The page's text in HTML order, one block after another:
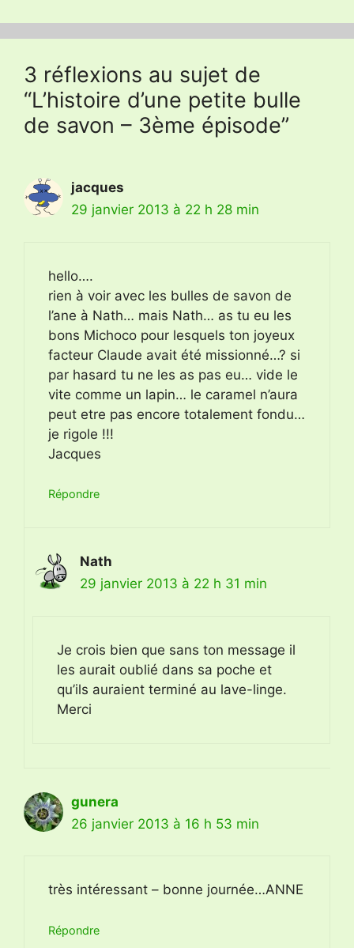
3 réflexions au sujet de
“L’histoire d’une petite bulle
de savon – 3ème épisode”
jacques
29 janvier 2013 à 22 h 28 min
hello….
rien à voir avec les bulles de savon de
l’ane à Nath… mais Nath… as tu eu les
bons Michoco pour lesquels ton joyeux
facteur Claude avait été missionné…? si
par hasard tu ne les as pas eu… vide le
vite comme un lapin… le caramel n’aura
peut etre pas encore totalement fondu…
je rigole !!!
Jacques
Répondre
Nath
29 janvier 2013 à 22 h 31 min
Je crois bien que sans ton message il
les aurait oublié dans sa poche et
qu’ils auraient terminé au lave-linge.
Merci
gunera
26 janvier 2013 à 16 h 53 min
très intéressant – bonne journée…ANNE
Répondre